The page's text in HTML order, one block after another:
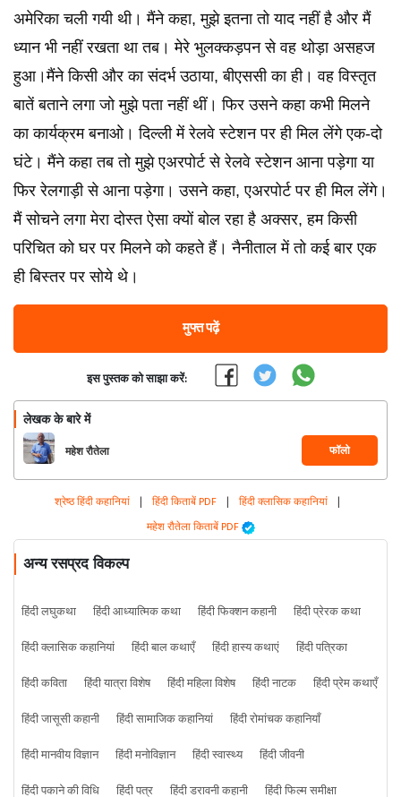
अमेरिका चली गयी थी। मैंने कहा, मुझे इतना तो याद नहीं है और मैं
ध्यान भी नहीं रखता था तब। मेरे भुलक्कड़पन से वह थोड़ा असहज
हुआ।मैंने किसी और का संदर्भ उठाया, बीएससी का ही। वह विस्तृत
बातें बताने लगा जो मुझे पता नहीं थीं। फिर उसने कहा कभी मिलने
का कार्यक्रम बनाओ। दिल्ली में रेलवे स्टेशन पर ही मिल लेंगे एक-दो
घंटे। मैंने कहा तब तो मुझे एअरपोर्ट से रेलवे स्टेशन आना पड़ेगा या
फिर रेलगाड़ी से आना पड़ेगा। उसने कहा, एअरपोर्ट पर ही मिल लेंगे।
मैं सोचने लगा मेरा दोस्त ऐसा क्यों बोल रहा है अक्सर, हम किसी
परिचित को घर पर मिलने को कहते हैं। नैनीताल में तो कई बार एक
ही बिस्तर पर सोये थे।
मुफ्त पढ़ें
इस पुस्तक को साझा करें:
लेखक के बारे में
महेश रौतेला फॉलो
श्रेष्ठ हिंदी कहानियां | हिंदी किताबें PDF | हिंदी क्लासिक कहानियां |
महेश रौतेला किताबें PDF
अन्य रसप्रद विकल्प
हिंदी लघुकथा हिंदी आध्यात्मिक कथा हिंदी फिक्शन कहानी
हिंदी प्रेरक कथा
हिंदी क्लासिक कहानियां
हिंदी बाल कथाएँ हिंदी हास्य कथाएं
हिंदी पत्रिका
हिंदी कविता
हिंदी यात्रा विशेष हिंदी महिला विशेष हिंदी नाटक
हिंदी प्रेम कथाएँ
हिंदी जासूसी कहानी
हिंदी सामाजिक कहानियां
हिंदी रोमांचक कहानियाँ
हिंदी मानवीय विज्ञान
हिंदी मनोविज्ञान हिंदी स्वास्थ्य
हिंदी जीवनी
हिंदी पकाने की विधि
हिंदी पत्र हिंदी डरावनी कहानी हिंदी फिल्म समीक्षा